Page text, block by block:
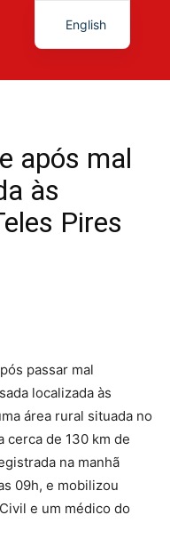
após mal
às
Pires
passar mal
localizada às
área rural situada no
cerca de 130 km de
na manhã
09h, e mobilizou
e um médico do
English